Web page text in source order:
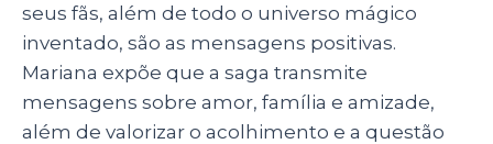
seus fãs, além de todo o universo mágico
inventado, são as mensagens positivas.
Mariana expõe que a saga transmite
mensagens sobre amor, família e amizade,
além de valorizar o acolhimento e a questão